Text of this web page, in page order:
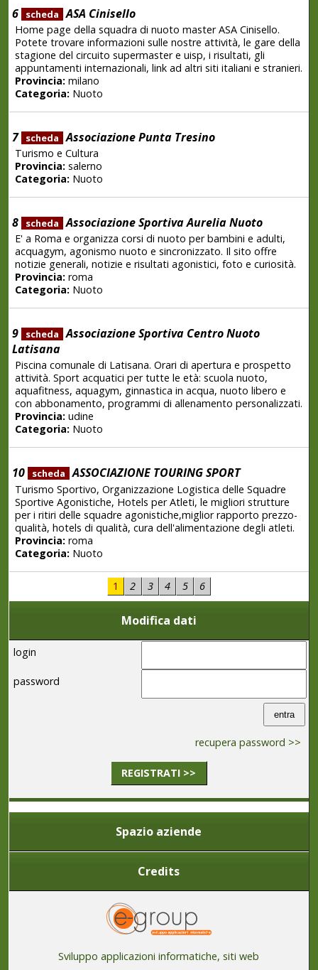
6 scheda ASA Cinisello
Home page della squadra di nuoto master ASA Cinisello.
Potete trovare informazioni sulle nostre attività, le gare della
stagione del circuito supermaster e uisp, i risultati, gli
appuntamenti internazionali, link ad altri siti italiani e stranieri.
Provincia:milano
Categoria:Nuoto
7 scheda Associazione Punta Tresino
Turismo e Cultura
Provincia:salerno
Categoria:Nuoto
8 scheda Associazione Sportiva Aurelia Nuoto
E' a Roma e organizza corsi di nuoto per bambini e adulti,
acquagym, agonismo nuoto e sincronizzato. Il sito offre
notizie generali, notizie e risultati agonistici, foto e curiosità.
Provincia:roma
Categoria:Nuoto
9 scheda Associazione Sportiva Centro Nuoto
Latisana
Piscina comunale di Latisana. Orari di apertura e prospetto
attività. Sport acquatici per tutte le età: scuola nuoto,
aquafitness, aquagym, ginnastica in acqua, nuoto libero e
con abbonamento, programmi di allenamento personalizzati.
Provincia:udine
Categoria:Nuoto
10 scheda ASSOCIAZIONE TOURING SPORT
Turismo Sportivo, Organizzazione Logistica delle Squadre
Sportive Agonistiche, Hotels per Atleti, le migliori strutture
per i ritiri delle squadre agonistiche,miglior rapporto prezzo-
qualità, hotels di qualità, cura dell'alimentazione degli atleti.
Provincia:roma
Categoria:Nuoto
1 2 3 4 5 6
Modifica dati
login
password
recupera password >>
REGISTRATI >>
Spazio aziende
Credits
Sviluppo applicazioni informatiche, siti web